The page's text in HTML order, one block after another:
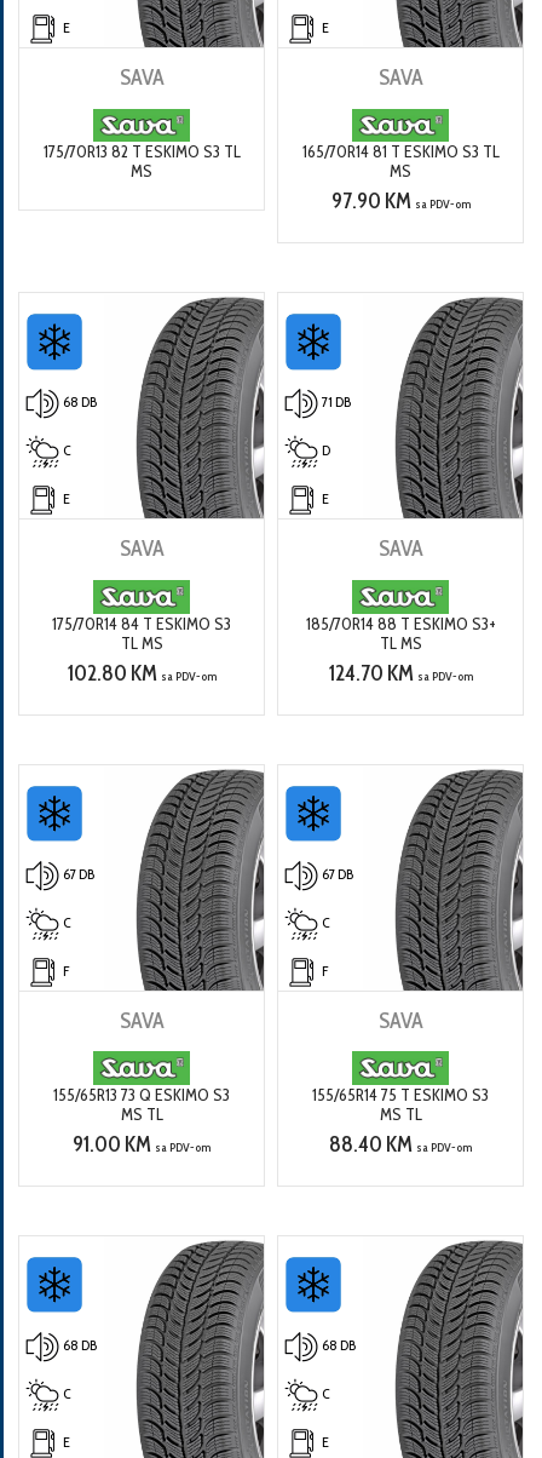
E
SAVA
175/70R13 82 T ESKIMO S3 TL
MS
E
SAVA
165/70R14 81 T ESKIMO S3 TL
MS
97.90 KM sa PDV-om
68 DB
C
E
SAVA
175/70R14 84 T ESKIMO S3
TL MS
102.80 KM sa PDV-om
71 DB
D
E
SAVA
185/70R14 88 T ESKIMO S3+
TL MS
124.70 KM sa PDV-om
67 DB
C
F
SAVA
155/65R13 73 Q ESKIMO S3
MS TL
91.00 KM sa PDV-om
67 DB
C
F
SAVA
155/65R14 75 T ESKIMO S3
MS TL
88.40 KM sa PDV-om
68 DB
C
E
68 DB
C
E